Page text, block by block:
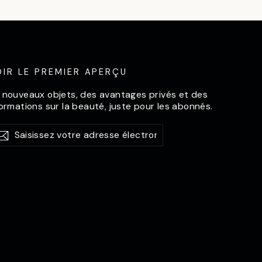
LE PREMIER APERÇU
nouveaux objets, des avantages privés et des
sur la beauté, juste pour les abonnés.
S'abonner